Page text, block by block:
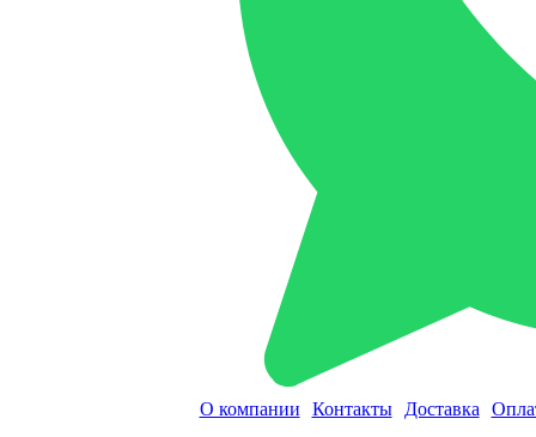
О компании Контакты Доставка